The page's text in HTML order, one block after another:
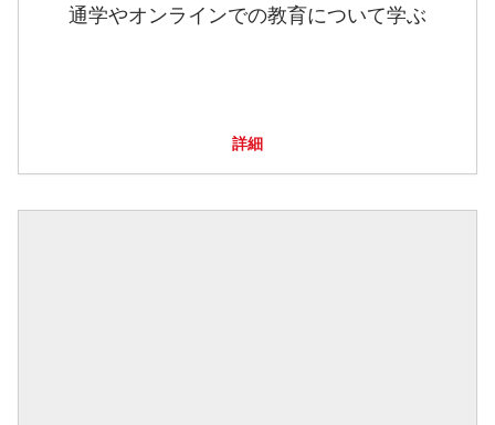
通学やオンラインでの教育について学ぶ
詳細